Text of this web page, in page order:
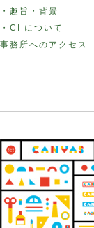
・趣旨・背景
・CI について
事務所へのアクセス